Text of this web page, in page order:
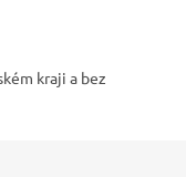
kraji a bez